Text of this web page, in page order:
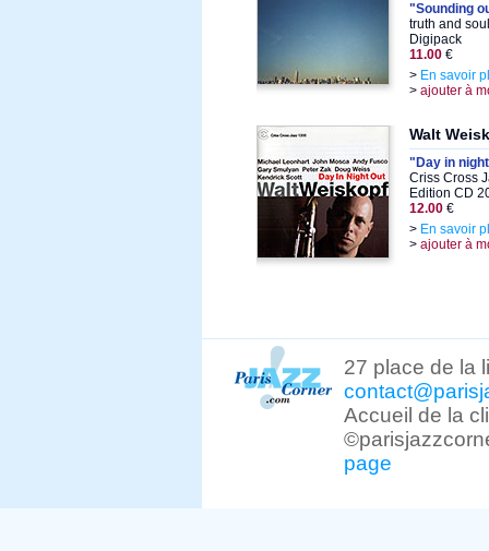
"Sounding
truth and
Digipack
11.00 €
> En savoir
> ajouter à
Walt
"Day in
Criss Cross
Edition CD
12.00 €
> En savoir
> ajouter à
27 place de la
Accueil de la
page